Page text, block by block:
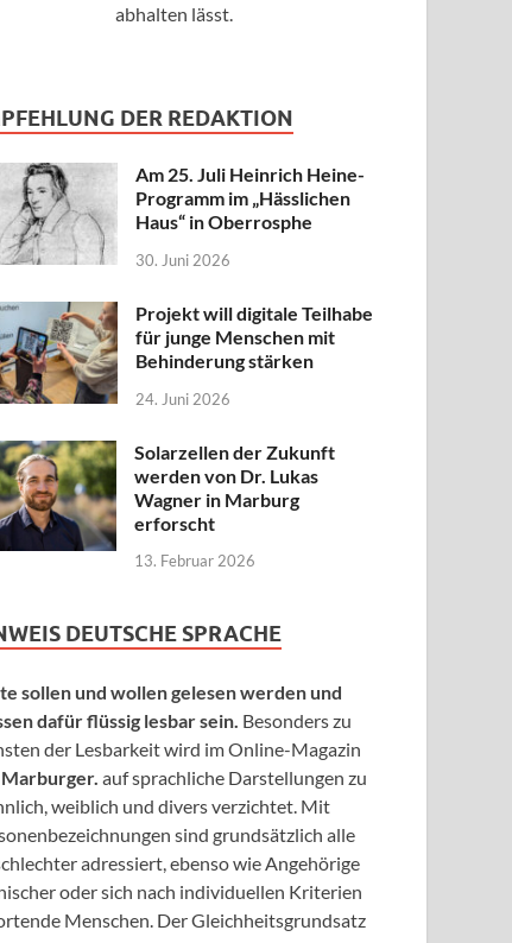
abhalten lässt.
DER REDAKTION
Am 25. Juli Heinrich Heine-
Programm im „Hässlichen
Haus“ in Oberrosphe
30. Juni 2026
Projekt will digitale Teilhabe
für junge Menschen mit
Behinderung stärken
24. Juni 2026
Solarzellen der Zukunft
werden von Dr. Lukas
Wagner in Marburg
erforscht
13. Februar 2026
DEUTSCHE SPRACHE
sollen und wollen gelesen werden und
dafür flüssig lesbar sein. Besonders zu
der Lesbarkeit wird im Online-Magazin
Marburger. auf sprachliche Darstellungen zu
weiblich und divers verzichtet. Mit
sind grundsätzlich alle
adressiert, ebenso wie Angehörige
oder sich nach individuellen Kriterien
Menschen. Der Gleichheitsgrundsatz